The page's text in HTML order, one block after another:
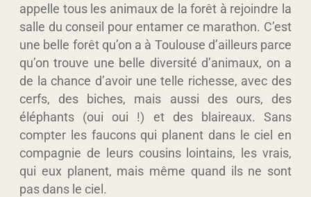
appelle tous les animaux de la forêt à rejoindre la
salle du conseil pour entamer ce marathon. C’est
une belle forêt qu’on a à Toulouse d’ailleurs parce
qu’on trouve une belle diversité d’animaux, on a
de la chance d’avoir une telle richesse, avec des
cerfs, des biches, mais aussi des ours, des
éléphants (oui oui !) et des blaireaux. Sans
compter les faucons qui planent dans le ciel en
compagnie de leurs cousins lointains, les vrais,
qui eux planent, mais même quand ils ne sont
pas dans le ciel.